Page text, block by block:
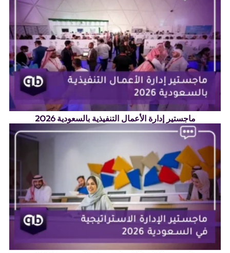
ماجستير إدارة الأعمال التنفيذية بالسعودية 2026